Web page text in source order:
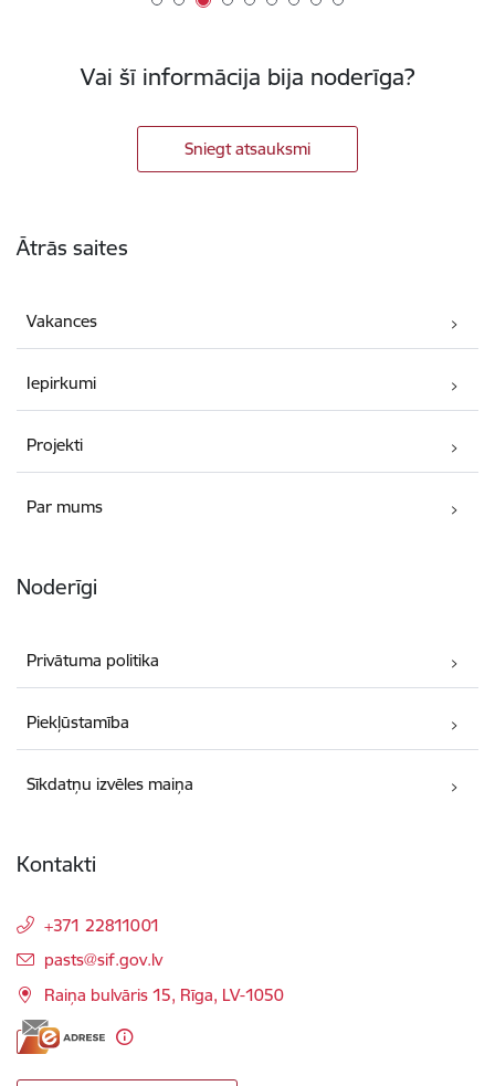
Vai šī informācija bija noderīga?
Sniegt atsauksmi
Ātrās saites
Vakances
Iepirkumi
Projekti
Par mums
Noderīgi
Privātuma politika
Piekļūstamība
Sīkdatņu izvēles maiņa
Kontakti
+371 22811001
E-pasts:
pasts@sif.gov.lv
Raiņa bulvāris 15, Rīga, LV-1050